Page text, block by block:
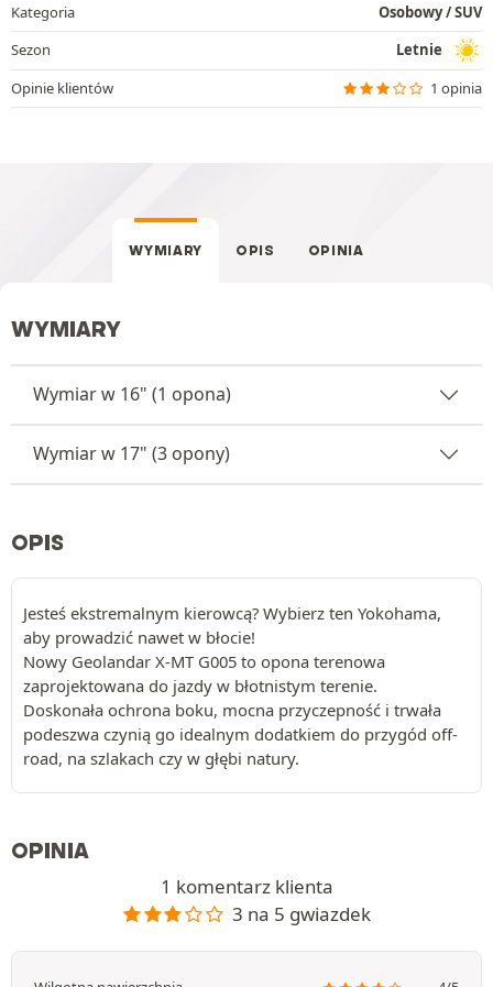
Kategoria
Osobowy / SUV
Sezon
Letnie
Opinie klientów
1 opinia
WYMIARY OPIS OPINIA
WYMIARY
Wymiar w 16" (1 opona)
Wymiar w 17" (3 opony)
OPIS
Jesteś ekstremalnym kierowcą? Wybierz ten Yokohama,
aby prowadzić nawet w błocie!
Nowy Geolandar X-MT G005 to opona terenowa
zaprojektowana do jazdy w błotnistym terenie.
Doskonała ochrona boku, mocna przyczepność i trwała
podeszwa czynią go idealnym dodatkiem do przygód off-
road, na szlakach czy w głębi natury.
OPINIA
1 komentarz klienta
3 na 5 gwiazdek